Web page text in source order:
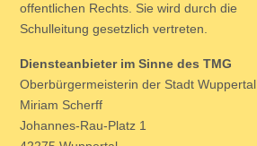
offentlichen Rechts. Sie wird durch die
Schulleitung gesetzlich vertreten.
Diensteanbieter im Sinne des TMG
Oberbürgermeisterin der Stadt Wuppertal
Miriam Scherff
Johannes-Rau-Platz 1